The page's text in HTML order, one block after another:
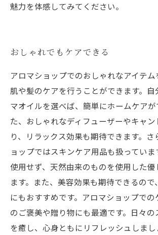
魅力を体感してみてください。
おしゃれでもケアできる
アロマショップでのおしゃれなアイテム
肌や髪のケアを行うことができます。自
マオイルを選べば、簡単にホームケアが
た、おしゃれなディフューザーやキャ
り、リラックス効果も期待できます。さ
ョップではスキンケア用品も扱っていま
使用せず、天然由来のものを使用した
ます。また、美容効果も期待できるの
にもおすすめです。アロマショップで
のご褒美や贈り物にも最適です。日々
を癒し、心身ともにリフレッシュしまし